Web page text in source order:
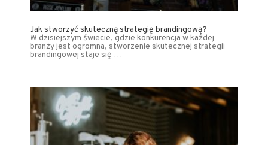
Jak stworzyć skuteczną strategię brandingową?
W dzisiejszym świecie, gdzie konkurencja w każdej
branży jest ogromna, stworzenie skutecznej strategii
brandingowej staje się …